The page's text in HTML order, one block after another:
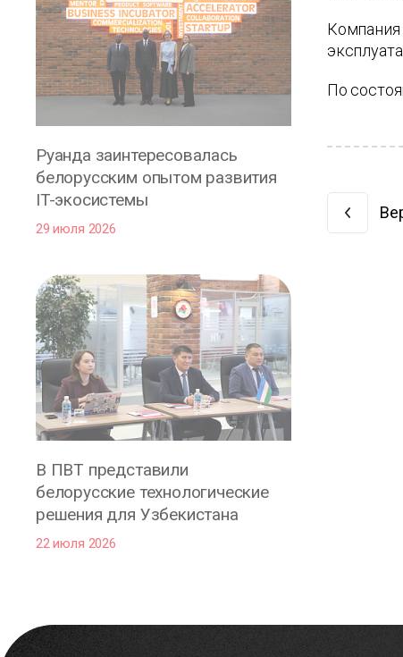
Руанда заинтересовалась
белорусским опытом развития
IT-экосистемы
29 июля 2026
В ПВТ представили
белорусские технологические
решения для Узбекистана
22 июля 2026
Компания
По